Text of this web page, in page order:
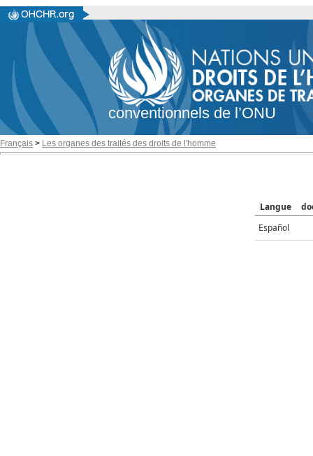
conventionnels de l’ONU
Français > Les organes des traités des droits de l'homme
Langue
Español